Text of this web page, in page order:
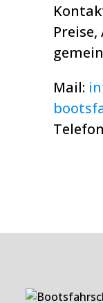
Mail: